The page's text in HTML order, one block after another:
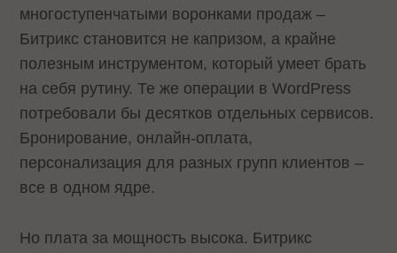
многоступенчатыми воронками продаж –
Битрикс становится не капризом, а крайне
полезным инструментом, который умеет брать
на себя рутину. Те же операции в WordPress
потребовали бы десятков отдельных сервисов.
Бронирование, онлайн-оплата,
персонализация для разных групп клиентов –
все в одном ядре.
Но плата за мощность высока. Битрикс